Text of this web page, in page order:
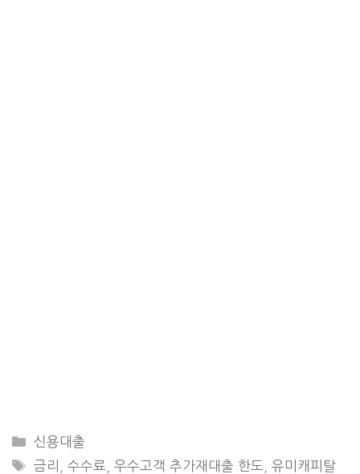
CATEGORIES
신용대출
TAGS
금리 ,수수료 ,우수고객 추가재대출 한도 ,유미캐피탈